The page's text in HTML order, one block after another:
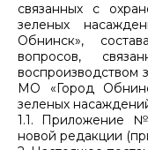
связанных с
зеленых
Обнинск»,
вопросов,
воспроизводством
МО «Город
зеленых
1.1. Приложение
новой редакции